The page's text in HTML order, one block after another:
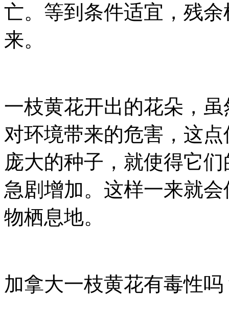
亡。等到条件适宜，残
来。
一枝黄花开出的花朵，
对环境带来的危害，这
庞大的种子，就使得它
急剧增加。这样一来就
物栖息地。
加拿大一枝黄花有毒性吗